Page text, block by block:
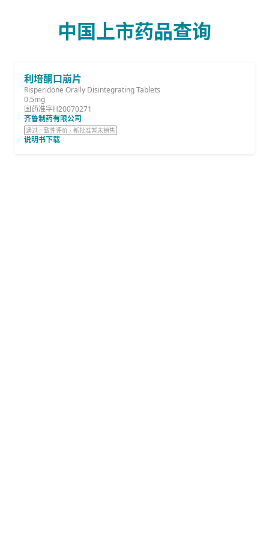
中国上市药品查询
利培酮口崩片
Risperidone Orally Disintegrating Tablets
0.5mg
国药准字H20070271
齐鲁制药有限公司
通过一致性评价 · 新批准暂未销售
说明书下载